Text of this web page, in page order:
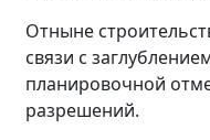
Отныне
связи с
планировочной
разрешений.